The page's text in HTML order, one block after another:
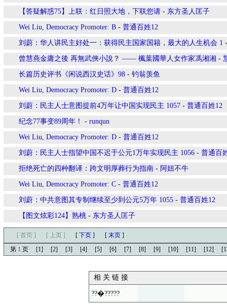
【答疑解惑75】上联：红日照大地，下联您请 - 东方圣人匡子
Wei Liu, Democracy Promoter: B - 普通百姓12
刘蔚：华人讲民主好处一：获得民主国家国籍，最大的人生机会 1
曾慧燕金庸之後 再無武俠小說？ —— 楓葉國華人女作家馮湘湘 -
长篇历史评书《闲说西汉史话》98 - 钓翁羡鱼
Wei Liu, Democracy Promoter: D - 普通百姓12
刘蔚：民主人士意图提前4万年让中国实现民主 1057 - 普通百姓12
纪念77事变89周年！ - runqun
Wei Liu, Democracy Promoter: D - 普通百姓12
刘蔚：民主人士指望中国不迟于公元1万年实现民主 1056 - 普通百
拒绝死亡的四种翻译：跨文明厚葬行为指南 - 阿妞不牛
Wei Liu, Democracy Promoter: C - 普通百姓12
刘蔚：中共意图其专制继续至少到公元5万年 1055 - 普通百姓12
【图文炫彩124】熟桃 - 东方圣人匡子
[ 首页 ] [ 上页 ] [ 下页 ] [ 末页 ]
第 1 页 [1] [2] [3] [4] [5] [6] [7] [8] [9] [10] [11] [12]
相 关 链 接
??�?????